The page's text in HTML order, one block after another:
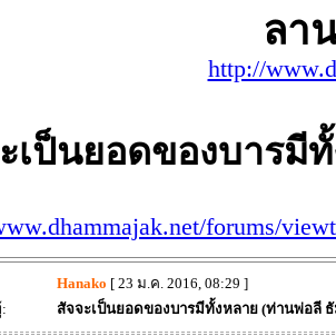
ลา
http://
เป็นยอดของบารมี
forums/
Hanako [ 23 ม.ค. 2016, 08:29 ]
สัจจะเป็นยอดของบารมีทั้งหลาย (ท่านพ่อลี